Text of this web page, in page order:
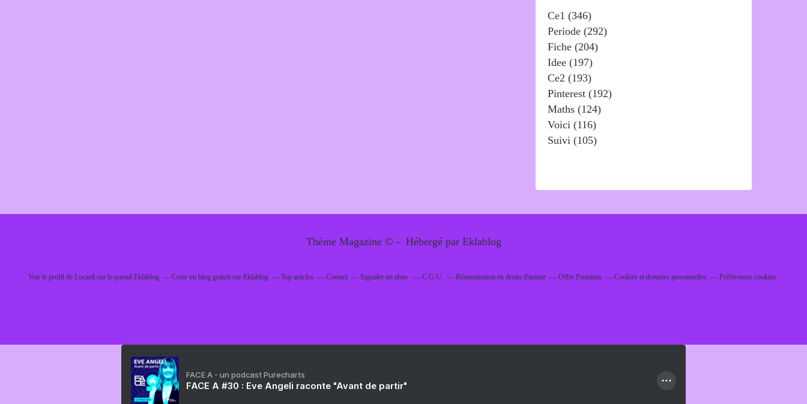
Ce1 (346)
Periode (292)
Fiche (204)
Idee (197)
Ce2 (193)
Pinterest (192)
Maths (124)
Voici (116)
Suivi (105)
Thème Magazine © - Hébergé par Eklablog
Voir le profil de Locazilsur le portail Eklablog Créer un blog gratuit sur Eklablog Top articles Contact Signaler un abus C.G.U. Rémunération en droits d'auteur Offre Premium Cookies et données personnelles Préférences cookies
FACE A - un podcast Purecharts
FACE A #30 : Eve Angeli raconte "Avant de partir"